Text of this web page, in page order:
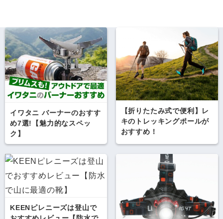
イワタニ バーナーのおすす
め7選!【魅力的なスペッ
ク】
【折りたたみ式で便利】レ
キのトレッキングポールが
おすすめ！
KEENピレニーズは登山で